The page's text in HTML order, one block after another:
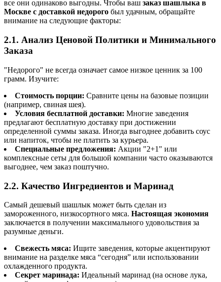
все они одинаково выгодны. Чтобы ваш заказ шашлыка в
Москве с доставкой недорого был удачным, обращайте
внимание на следующие факторы:
2.1. Анализ Ценовой Политики и Минимального
Заказа
"Недорого" не всегда означает самое низкое ценник за 100
грамм. Изучите:
Стоимость порции: Сравните цены на базовые позиции
(например, свиная шея).
Условия бесплатной доставки: Многие заведения
предлагают бесплатную доставку при достижении
определенной суммы заказа. Иногда выгоднее добавить соус
или напиток, чтобы не платить за курьера.
Специальные предложения: Акции "2+1" или
комплексные сеты для большой компании часто оказываются
выгоднее, чем заказ поштучно.
2.2. Качество Ингредиентов и Маринад
Самый дешевый шашлык может быть сделан из
замороженного, низкосортного мяса. Настоящая экономия
заключается в получении максимального удовольствия за
разумные деньги.
Свежесть мяса: Ищите заведения, которые акцентируют
внимание на разделке мяса “сегодня” или использовании
охлажденного продукта.
Секрет маринада: Идеальный маринад (на основе лука,